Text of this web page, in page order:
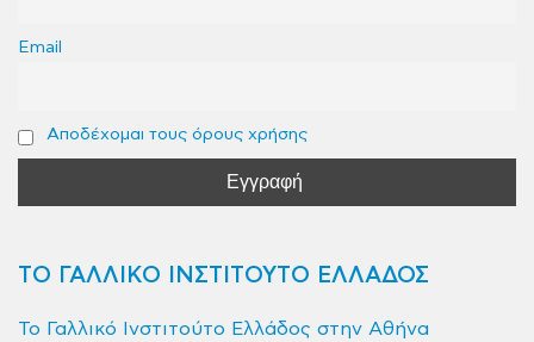
Email
Αποδέχομαι τους όρους χρήσης
ΤΟ ΓΑΛΛΙΚΟ ΙΝΣΤΙΤΟΥΤΟ ΕΛΛΑΔΟΣ
Το Γαλλικό Ινστιτούτο Ελλάδος στην Αθήνα